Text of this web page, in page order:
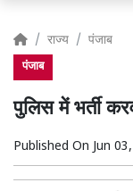
राज्य पंजाब
पंजाब
पुलिस में भर्ती
Published On Jun